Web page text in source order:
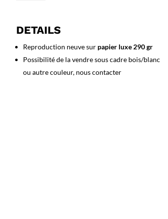
Fromagère
DETAILS
Reproduction neuve sur papier luxe 290 gr
Possibilité de la vendre sous cadre bois/blanc
ou autre couleur, nous contacter